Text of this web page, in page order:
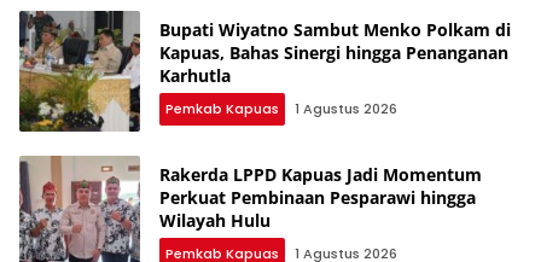
Bupati Wiyatno Sambut Menko Polkam di
Kapuas, Bahas Sinergi hingga Penanganan
Karhutla
Pemkab Kapuas 1 Agustus 2026
Rakerda LPPD Kapuas Jadi Momentum
Perkuat Pembinaan Pesparawi hingga
Wilayah Hulu
Pemkab Kapuas 1 Agustus 2026